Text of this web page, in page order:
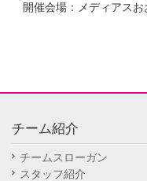
開催会場：メディアス
チーム紹介
チームスローガン
スタッフ紹介